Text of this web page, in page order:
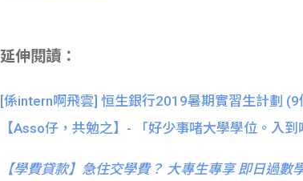
延伸閱讀：
[係intern啊飛雲] 恒生銀行2019暑期實習生計劃
【Asso仔，共勉之】- 「好少事啫大學學位。入
【學費貸款】急住交學費？ 大專生專享 即日過數